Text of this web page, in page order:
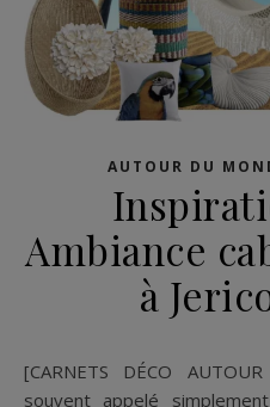
AUTOUR DU
Ambiance
à
[CARNETS DÉCO AUTOUR DU MONDE] Jericoacoara,
souvent appelé